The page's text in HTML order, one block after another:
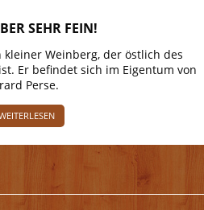
SEHR FEIN!
Weinberg, der östlich des
Er befindet sich im Eigentum von
Perse.